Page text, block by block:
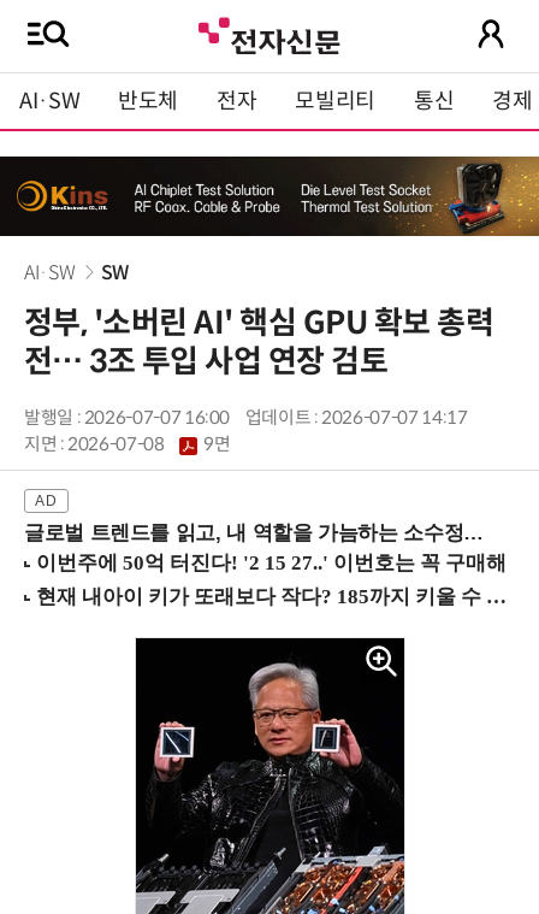
AI·SW 반도체 전자 모빌리티 통신 경제
AI·SW SW
정부, '소버린 AI' 핵심 GPU 확보 총력
전… 3조 투입 사업 연장 검토
발행일 : 2026-07-07 16:00
업데이트 : 2026-07-07 14:17
지면 :2026-07-08 9면
글로벌 트렌드를 읽고, 내 역할을 가늠하는 소수정예 실습 워크숍 (8/28 신논현역)